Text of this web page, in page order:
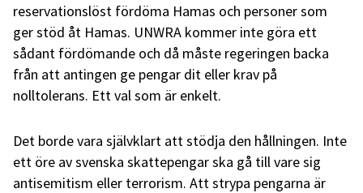
reservationslöst fördöma Hamas och personer som
ger stöd åt Hamas. UNWRA kommer inte göra ett
sådant fördömande och då måste regeringen backa
från att antingen ge pengar dit eller krav på
nolltolerans. Ett val som är enkelt.
Det borde vara självklart att stödja den hållningen. Inte
ett öre av svenska skattepengar ska gå till vare sig
antisemitism eller terrorism. Att strypa pengarna är